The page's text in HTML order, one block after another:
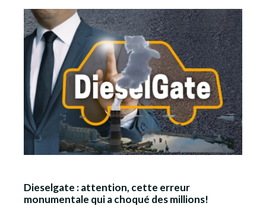
Dieselgate : attention, cette erreur
monumentale qui a choqué des millions!